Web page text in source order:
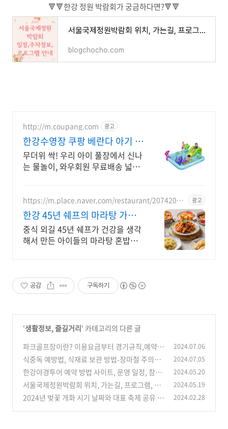
🔻🔻한강 정원 박람회가 궁금하다면?🔻🔻
서울국제정원박람회 위치, 가는길, 프로그램, 입장료 등 안내(+주차장 추천)
blogchocho.com
http://m.coupang.com 광고
한강수영장 쿠팡 베란다 아기 수
영장
무더위 싹! 우리 아이 풀장에서 신나
는 물놀이, 와우회원 무료배송 넓고
https://m.place.naver.com/restaurant/20742053
69
광고
한강 45년 쉐프의 마라탕 가로
수길 웨이팅맛집
중식 외길 45년 쉐프가 건강을 생각
해서 만든 아이들의 마라탕 혼밥이
공감 구독하기
'생활정보, 즐길거리' 카테고리의 다른 글
파크골프장이란? 이용요금부터 경기규칙,예약방
법까지 알려드려요
(0)
2024.07.06
식중독 예방법, 식재료 보관 방법-장마철 주의요
령 알려드려요!
(0)
2024.07.05
한강야경투어 예약 방법 사이트, 운영 일정, 참가
자 혜택, 가격 등 안내
(0)
2024.05.20
서울국제정원박람회 위치, 가는길, 프로그램, 입
장료 등 안내(+주차장 추천) (0)
2024.05.19
2024년 벚꽃 개화 시기 날짜와 대표 축제 공유 2024.02.28